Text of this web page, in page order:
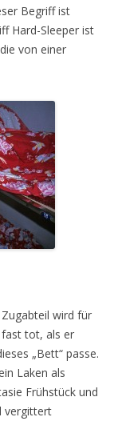
Begriff ist
Hard-Sleeper ist
von einer
wird für
fast tot, als er
„Bett“ passe.
Laken als
Frühstück und
vergittert